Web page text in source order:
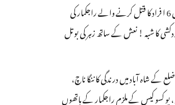
تلنگانہ : شاہ آباد میں 6 ا فراد کا قتل کرنے والے راجکمار کی
کا شبہ ! نعش کے ساتھ زہر کی بوتل
کے شاہ آباد میں درندگی کا ننگا ناچ،
کسو کیس کے ملزم راجکمار کے ہاتھوں